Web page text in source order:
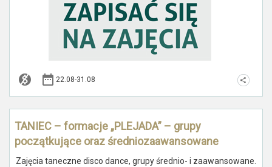
22.08-31.08
TANIEC – formacje „PLEJADA” – grupy
początkujące oraz średniozaawansowane
Zajęcia taneczne disco dance, grupy średnio- i zaawansowane.